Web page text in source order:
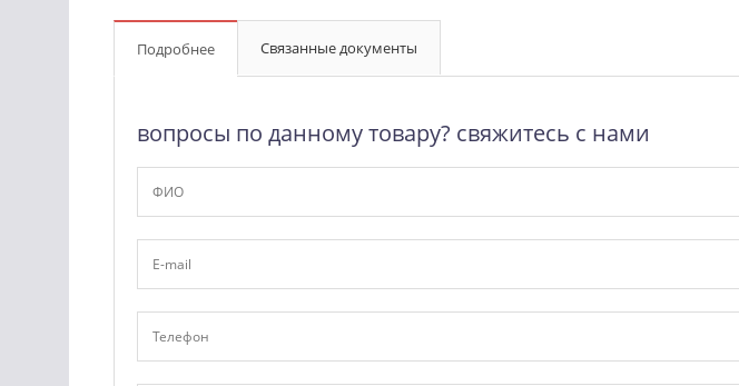
Подробнее Связанные документы
вопросы по данному товару? свяжитесь с нами